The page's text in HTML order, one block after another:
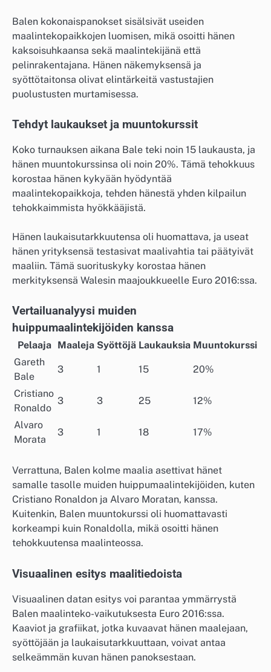
Balen kokonaispanokset sisälsivät useiden
maalintekopaikkojen luomisen, mikä osoitti hänen
kaksoisuhkaansa sekä maalintekijänä että
pelinrakentajana. Hänen näkemyksensä ja
syöttötaitonsa olivat elintärkeitä vastustajien
puolustusten murtamisessa.
Tehdyt laukaukset ja muuntokurssit
Koko turnauksen aikana Bale teki noin 15 laukausta, ja
hänen muuntokurssinsa oli noin 20%. Tämä tehokkuus
korostaa hänen kykyään hyödyntää
maalintekopaikkoja, tehden hänestä yhden kilpailun
tehokkaimmista hyökkääjistä.
Hänen laukaisutarkkuutensa oli huomattava, ja useat
hänen yrityksensä testasivat maalivahtia tai päätyivät
maaliin. Tämä suorituskyky korostaa hänen
merkityksensä Walesin maajoukkueelle Euro 2016:ssa.
Vertailuanalyysi muiden
huippumaalintekijöiden kanssa
Pelaaja Maaleja Syöttöjä Laukauksia Muuntokurssi
Gareth
Bale
3 1 15 20%
Cristiano
Ronaldo
3 3 25 12%
Alvaro
Morata
3 1 18 17%
Verrattuna, Balen kolme maalia asettivat hänet
samalle tasolle muiden huippumaalintekijöiden, kuten
Cristiano Ronaldon ja Alvaro Moratan, kanssa.
Kuitenkin, Balen muuntokurssi oli huomattavasti
korkeampi kuin Ronaldolla, mikä osoitti hänen
tehokkuutensa maalinteossa.
Visuaalinen esitys maalitiedoista
Visuaalinen datan esitys voi parantaa ymmärrystä
Balen maalinteko-vaikutuksesta Euro 2016:ssa.
Kaaviot ja grafiikat, jotka kuvaavat hänen maalejaan,
syöttöjään ja laukaisutarkkuuttaan, voivat antaa
selkeämmän kuvan hänen panoksestaan.